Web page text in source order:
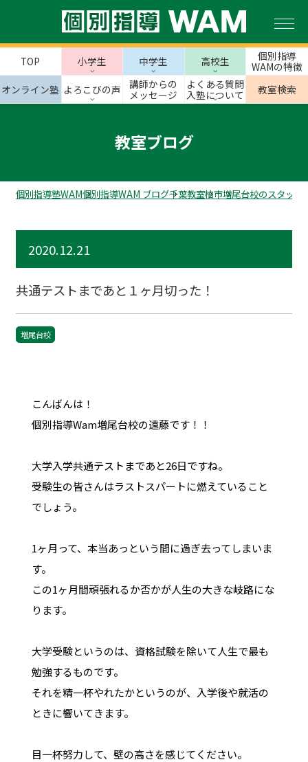
TOP 小学生 中学生 高校生
個別指導
WAMの特徴
オンライン塾 よろこびの声
講師からの
メッセージ
よくある質問
入塾について
教室検索
教室ブログ
個別指導塾WAM個別指導WAM ブログ千葉教室柏市増尾台校のスタッフ
2020.12.21
共通テストまであと１ヶ月切った！
増尾台校
こんばんは！
個別指導Wam増尾台校の遠藤です！！
大学入学共通テストまであと26日ですね。
受験生の皆さんはラストスパートに燃えていること
でしょう。
1ヶ月って、本当あっという間に過ぎ去ってしまいま
す。
この1ヶ月間頑張れるか否かが人生の大きな岐路にな
ります。
大学受験というのは、資格試験を除いて人生で最も
勉強するものです。
それを精一杯やれたかというのが、入学後や就活の
ときに響いてきます。
目一杯努力して、壁の高さを感じてください。